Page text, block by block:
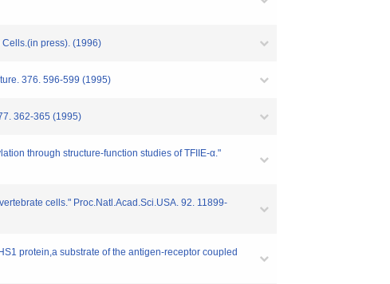
Cells.(in press). (1996)
376. 596-599 (1995)
362-365 (1995)
through structure-function studies of TFIIE-α."
cells." Proc.Natl.Acad.Sci.USA. 92. 11899-
protein,a substrate of the antigen-receptor coupled